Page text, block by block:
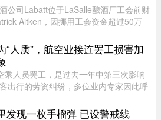
公司Labatt位于LaSalle酿酒厂工会前财
Aitken，因挪用工会资金超过50万
令向工会赔偿10万元。Aitken在Labatt
并于2020年担 ...
“人质”，航空业接连罢工损害加
乘人员罢工，是过去一年中第三次影响
出行的劳资纠纷，多位业内专家因此呼
发现一枚手榴弹 已设警戒线